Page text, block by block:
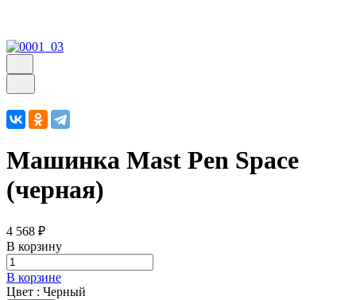
Машинка Mast Pen Space
(черная)
4 568 ₽
В корзину
В корзине
Цвет : Черный